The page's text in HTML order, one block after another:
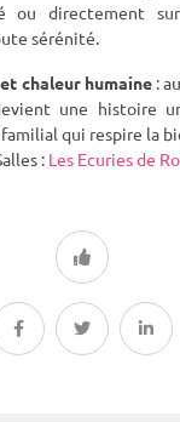
ou directement
sérénité.
chaleur humaine:
une histoire
familial qui respire la
: Les Ecuries de